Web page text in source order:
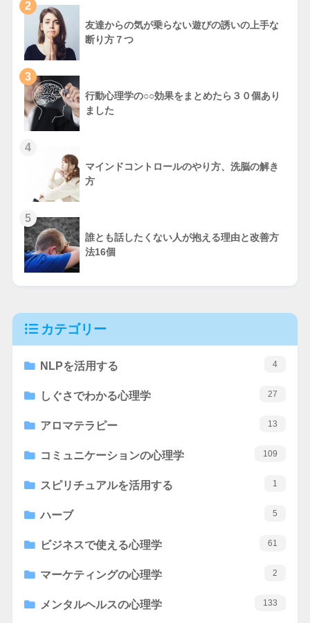
2
友達からの気が乗らない遊びの誘いの上手な
断り方７つ
3
行動心理学の○○効果をまとめたら３０個あり
ました
4
マインドコントロールのやり方、洗脳の解き
方
5
誰とも話したくない人が抱える理由と改善方
法16個
カテゴリー
NLPを活用する 4
しぐさでわかる心理学 27
アロマテラピー 13
コミュニケーションの心理学 109
スピリチュアルを活用する 1
ハーブ 5
ビジネスで使える心理学 61
マーケティングの心理学 2
メンタルヘルスの心理学 133